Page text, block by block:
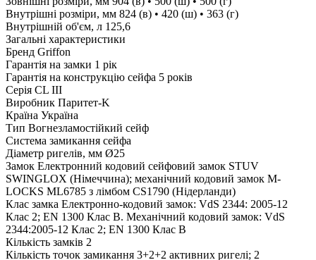
Внутрішні розміри, мм 824 (в) • 420 (ш) • 363 (г)
Внутрішній об'єм, л 125,6
Загальні характеристики
Бренд Griffon
Гарантія на замки 1 рік
Гарантія на конструкцію сейфа 5 років
Серія CL III
Виробник Паритет-K
Країна Україна
Тип Вогнезламостійкий сейф
Система замикання сейфа
Діаметр ригелів, мм Ø25
Замок Електронний кодовий сейфовий замок STUV
SWINGLOX (Німеччина); механічний кодовий замок M-
LOCKS ML6785 з лімбом CS1790 (Нідерланди)
Клас замка Електронно-кодовий замок: VdS 2344: 2005-12
Клас 2; EN 1300 Клас B. Механічний кодовий замок: VdS
2344:2005-12 Клас 2; EN 1300 Клас B
Кількість замків 2
Кількість точок замикання 3+2+2 активних ригелі; 2